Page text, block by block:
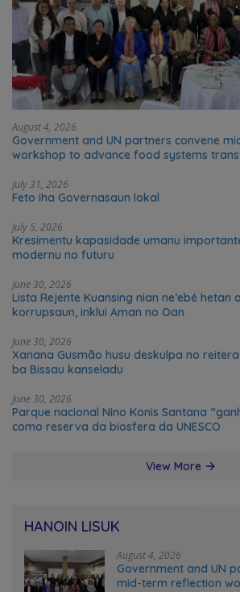
August 4, 2026
Government and UN partners convene
workshop to advance food systems
July 31, 2026
Feto iha Governasaun lokal
July 5, 2026
Kresimentu kapasidade umanu
modernu no futuru
June 30, 2026
Lista Rejente Kuansing nian ne’ebé hetan
korrupsaun, inklui Aman no Oan
June 30, 2026
Xanana Gusmão husu deskulpa no
ba Bissau kanseladu
June 30, 2026
Parque nacional Nino Konis Santana
como reserva da biosfera da UNESCO
View More
HANOIN LISUK
August 4, 2026
Government and UN
mid-term reflection